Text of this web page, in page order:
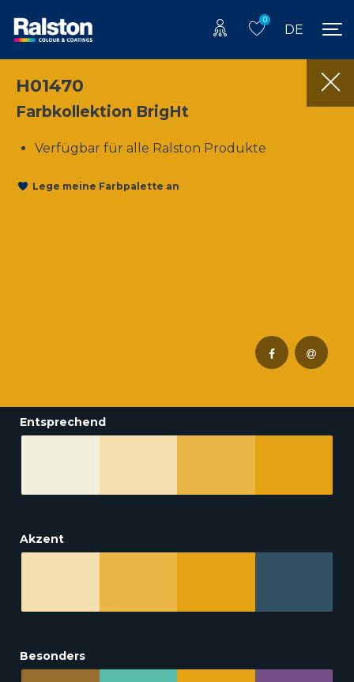
0
DE
H01470
Farbkollektion BrigHt
Verfügbar für alle Ralston Produkte
Lege meine Farbpalette an
Entsprechend
Akzent
Besonders